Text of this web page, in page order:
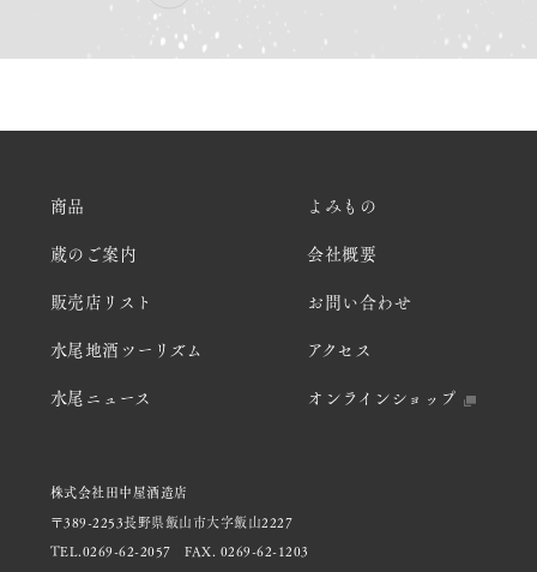
商品
蔵のご案内
販売店リスト
水尾地酒ツーリズム
水尾ニュース
よみもの
会社概要
お問い合わせ
アクセス
オンラインショップ
株式会社田中屋酒造店
〒389-2253長野県飯山市大字飯山2227
TEL.0269-62-2057
FAX. 0269-62-1203